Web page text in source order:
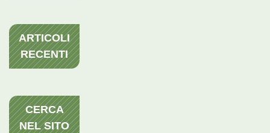
ARTICOLI
RECENTI
CERCA
NEL SITO